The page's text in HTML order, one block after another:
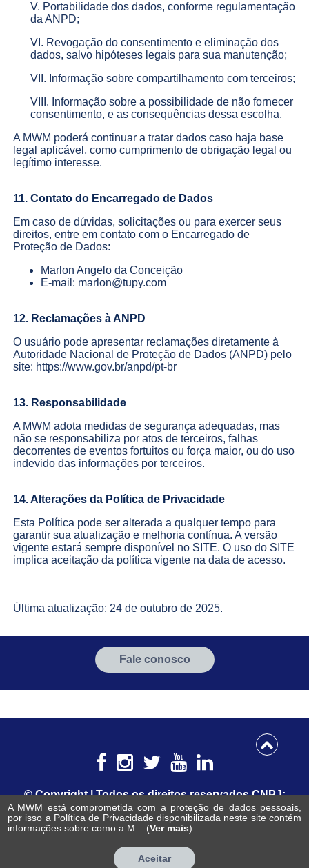
V. Portabilidade dos dados, conforme regulamentação
da ANPD;
VI. Revogação do consentimento e eliminação dos
dados, salvo hipóteses legais para sua manutenção;
VII. Informação sobre compartilhamento com terceiros;
VIII. Informação sobre a possibilidade de não fornecer
consentimento, e as consequências dessa escolha.
A MWM poderá continuar a tratar dados caso haja base
legal aplicável, como cumprimento de obrigação legal ou
legítimo interesse.
11. Contato do Encarregado de Dados
Em caso de dúvidas, solicitações ou para exercer seus
direitos, entre em contato com o Encarregado de
Proteção de Dados:
Marlon Angelo da Conceição
E-mail: marlon@tupy.com
12. Reclamações à ANPD
O usuário pode apresentar reclamações diretamente à
Autoridade Nacional de Proteção de Dados (ANPD) pelo
site: https://www.gov.br/anpd/pt-br
13. Responsabilidade
A MWM adota medidas de segurança adequadas, mas
não se responsabiliza por atos de terceiros, falhas
decorrentes de eventos fortuitos ou força maior, ou do uso
indevido das informações por terceiros.
14. Alterações da Política de Privacidade
Esta Política pode ser alterada a qualquer tempo para
garantir sua atualização e melhoria contínua. A versão
vigente estará sempre disponível no SITE. O uso do SITE
implica aceitação da política vigente na data de acesso.
Última atualização: 24 de outubro de 2025.
Fale conosco
©️ Copyright | Todos os direitos reservados CNPJ:
02.162.259/0007-50
Política de Privacidade
Design Rino Com
A MWM está comprometida com a proteção de dados pessoais,
por isso a Política de Privacidade disponibilizada neste site contém
informações sobre como a M... (Ver mais)
Aceitar